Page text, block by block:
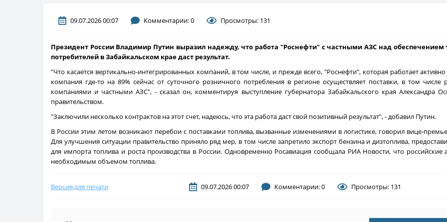
09.07.2026 00:07 Комментарии: 0 Просмотры: 131
Президент России Владимир Путин выразил надежду, что работа "Роснефти" с частными АЗС над
потребителей в Забайкальском крае даст результат.
"Что касается вертикально-интегрированных компаний, в том числе, и прежде всего, "Роснефти", которая работает
компания где-то на 89% сейчас от суточного розничного потребления в регионе осуществляет поставки, в том числе
компаниями и частными АЗС", - сказал он, комментируя выступление губернатора Забайкальского края Александра
правительством.
"Заключили несколько контрактов на этот счет, надеюсь, что эта работа даст свой позитивный результат", - добавил Путин.
В России этим летом возникают перебои с поставками топлива, вызванные изменениями в логистике, говорил вице-
Для улучшения ситуации правительство приняло ряд мер, в том числе запретило экспорт бензина и дизтоплива,
для импорта топлива и роста производства в России. Одновременно Росавиация сообщала РИА Новости, что российские
необходимым объемом топлива.
Версия для печати 09.07.2026 00:07 Комментарии: 0 Просмотры: 131